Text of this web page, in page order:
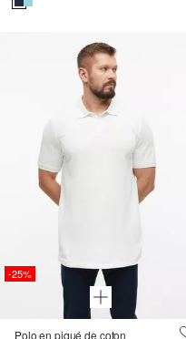
-25%
Polo en piqué de coton